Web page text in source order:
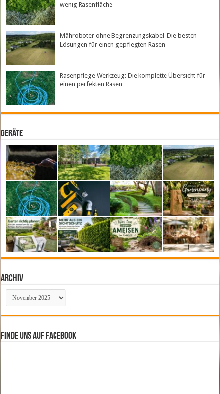
wenig Rasenfläche
Mähroboter ohne Begrenzungskabel: Die besten
Lösungen für einen gepflegten Rasen
Rasenpflege Werkzeug: Die komplette Übersicht für
einen perfekten Rasen
Geräte
Archiv
Archiv
Finde uns auf Facebook